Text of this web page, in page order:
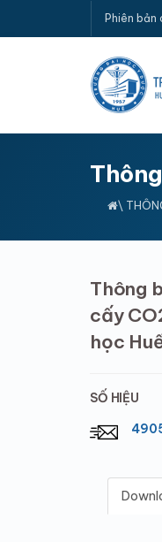
Phiên bản
\
Thông
cấy
học
SỐ HIỆU